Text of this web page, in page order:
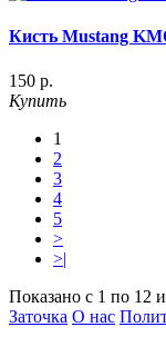
Кисть Mustang
150 р.
Купить
1
2
3
4
5
>
>|
Показано с 1 по 12
Заточка О нас